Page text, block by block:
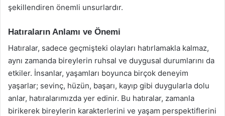
şekillendiren önemli unsurlardır.
Hatıraların Anlamı ve Önemi
Hatıralar, sadece geçmişteki olayları hatırlamakla kalmaz,
aynı zamanda bireylerin ruhsal ve duygusal durumlarını da
etkiler. İnsanlar, yaşamları boyunca birçok deneyim
yaşarlar; sevinç, hüzün, başarı, kayıp gibi duygularla dolu
anlar, hatıralarımızda yer edinir. Bu hatıralar, zamanla
birikerek bireylerin karakterlerini ve yaşam perspektiflerini